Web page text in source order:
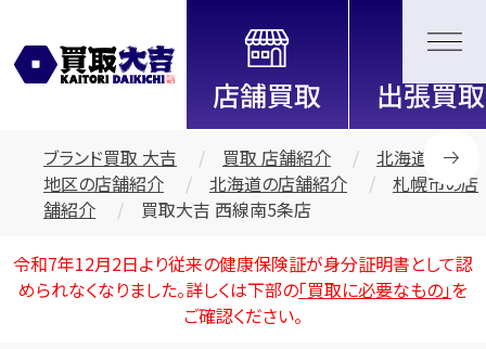
全国2200店舗以上展開中！
信頼と実績の買取専門店「買取大
吉」
ブランド買取 大吉 買取 店舗紹介
北海道・東北
地区の店舗紹介
北海道の店舗紹介
札幌市の店
舗紹介
買取大吉 西線南5条店
令和7年12月2日より従来の健康保険証が身分証明書として認
められなくなりました。詳しくは下部の「買取に必要なもの」を
ご確認ください。